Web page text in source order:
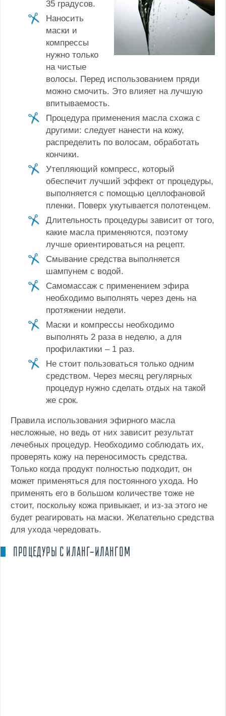
35 градусов.
Наносить
маски и
компрессы
нужно только
на чистые
волосы. Перед использованием пряди
можно смочить. Это влияет на лучшую
впитываемость.
Процедура применения масла схожа с
другими: следует нанести на кожу,
распределить по волосам, обработать
кончики.
Утепляющий компресс, который
обеспечит лучший эффект от процедуры,
выполняется с помощью целлофановой
пленки. Поверх укутывается полотенцем.
Длительность процедуры зависит от того,
какие масла применяются, поэтому
лучше ориентироваться на рецепт.
Смывание средства выполняется
шампунем с водой.
Самомассаж с применением эфира
необходимо выполнять через день на
протяжении недели.
Маски и компрессы необходимо
выполнять 2 раза в неделю, а для
профилактики – 1 раз.
Не стоит пользоваться только одним
средством. Через месяц регулярных
процедур нужно сделать отдых на такой
же срок.
Правила использования эфирного масла
несложные, но ведь от них зависит результат
лечебных процедур. Необходимо соблюдать их,
проверять кожу на переносимость средства.
Только когда продукт полностью подходит, он
может применяться для постоянного ухода. Но
применять его в большом количестве тоже не
стоит, поскольку кожа привыкает, и из-за этого не
будет реагировать на маски. Желательно средства
для ухода чередовать.
ПРОЦЕДУРЫ С ИЛАНГ-ИЛАНГОМ